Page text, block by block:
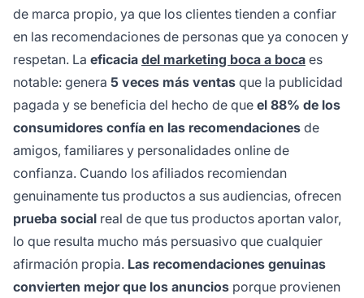
de marca propio, ya que los clientes tienden a confiar
en las recomendaciones de personas que ya conocen y
respetan. La eficacia del marketing boca a boca es
notable: genera 5 veces más ventas que la publicidad
pagada y se beneficia del hecho de que el 88% de los
consumidores confía en las recomendaciones de
amigos, familiares y personalidades online de
confianza. Cuando los afiliados recomiendan
genuinamente tus productos a sus audiencias, ofrecen
prueba social real de que tus productos aportan valor,
lo que resulta mucho más persuasivo que cualquier
afirmación propia. Las recomendaciones genuinas
convierten mejor que los anuncios porque provienen